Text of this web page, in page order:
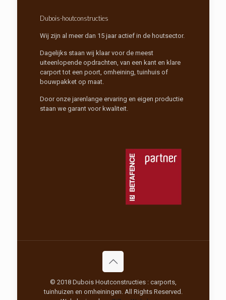
Dubois-houtconstructies
Wij zijn al meer dan 15 jaar actief in de houtsector.
Dagelijks staan wij klaar voor de meest
uiteenlopende opdrachten, van een kant en klare
carport tot een poort, omheining, tuinhuis of
bouwpakket op maat.
Door onze jarenlange ervaring en eigen productie
staan we garant voor kwaliteit.
© 2018 Dubois Houtconstructies : carports,
tuinhuizen en omheiningen. All Rights Reserved.